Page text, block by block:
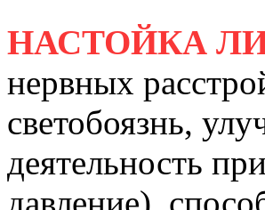
НАСТОЙКА
нервных
светобоязнь,
деятельность
давление),